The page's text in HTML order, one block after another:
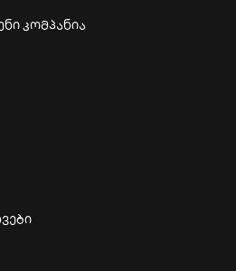
კომპანია